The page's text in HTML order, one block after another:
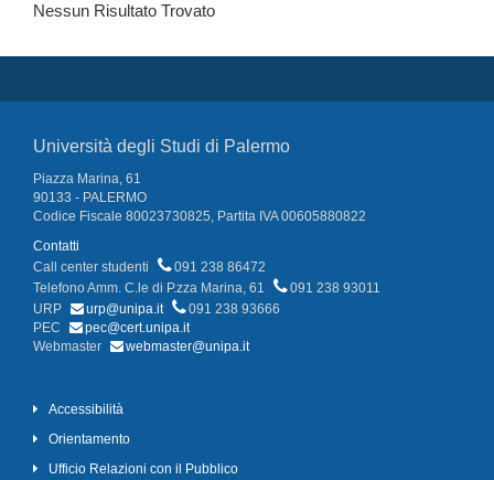
Nessun Risultato Trovato
Università degli Studi di Palermo
Piazza Marina, 61
90133 - PALERMO
Codice Fiscale 80023730825, Partita IVA 00605880822
Contatti
Call center studenti
091 238 86472
Telefono Amm. C.le di P.zza Marina, 61
091 238 93011
URP
urp@unipa.it
091 238 93666
PEC
pec@cert.unipa.it
Webmaster
webmaster@unipa.it
Accessibilità
Orientamento
Ufficio Relazioni con il Pubblico